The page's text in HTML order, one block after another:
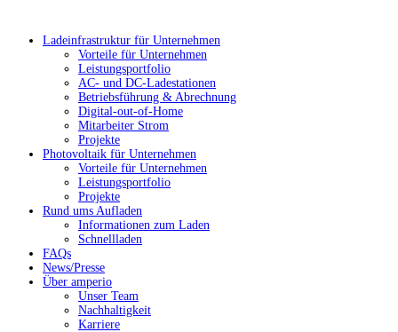
Ladeinfrastruktur für Unternehmen
Vorteile für Unternehmen
Leistungsportfolio
AC- und DC-Ladestationen
Betriebsführung & Abrechnung
Digital-out-of-Home
Mitarbeiter Strom
Projekte
Photovoltaik für Unternehmen
Vorteile für Unternehmen
Leistungsportfolio
Projekte
Rund ums Aufladen
Informationen zum Laden
Schnellladen
FAQs
News/Presse
Über amperio
Unser Team
Nachhaltigkeit
Karriere